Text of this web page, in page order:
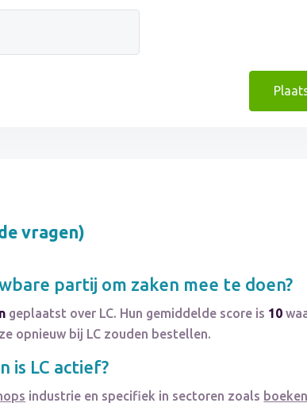
vragen)
partij om zaken mee te doen?
geplaatst over LC. Hun gemiddelde score is 10
opnieuw bij LC zouden bestellen.
is LC actief?
industrie en specifiek in sectoren zoals